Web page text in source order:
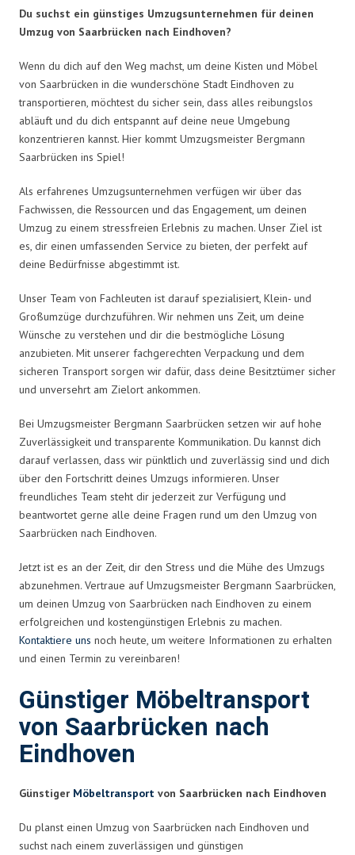
Du suchst ein günstiges Umzugsunternehmen für deinen
Umzug von Saarbrücken nach Eindhoven?
Wenn du dich auf den Weg machst, um deine Kisten und Möbel
von Saarbrücken in die wunderschöne Stadt Eindhoven zu
transportieren, möchtest du sicher sein, dass alles reibungslos
abläuft und du dich entspannt auf deine neue Umgebung
konzentrieren kannst. Hier kommt Umzugsmeister Bergmann
Saarbrücken ins Spiel!
Als erfahrenes Umzugsunternehmen verfügen wir über das
Fachwissen, die Ressourcen und das Engagement, um deinen
Umzug zu einem stressfreien Erlebnis zu machen. Unser Ziel ist
es, dir einen umfassenden Service zu bieten, der perfekt auf
deine Bedürfnisse abgestimmt ist.
Unser Team von Fachleuten ist darauf spezialisiert, Klein- und
Großumzüge durchzuführen. Wir nehmen uns Zeit, um deine
Wünsche zu verstehen und dir die bestmögliche Lösung
anzubieten. Mit unserer fachgerechten Verpackung und dem
sicheren Transport sorgen wir dafür, dass deine Besitztümer sicher
und unversehrt am Zielort ankommen.
Bei Umzugsmeister Bergmann Saarbrücken setzen wir auf hohe
Zuverlässigkeit und transparente Kommunikation. Du kannst dich
darauf verlassen, dass wir pünktlich und zuverlässig sind und dich
über den Fortschritt deines Umzugs informieren. Unser
freundliches Team steht dir jederzeit zur Verfügung und
beantwortet gerne alle deine Fragen rund um den Umzug von
Saarbrücken nach Eindhoven.
Jetzt ist es an der Zeit, dir den Stress und die Mühe des Umzugs
abzunehmen. Vertraue auf Umzugsmeister Bergmann Saarbrücken,
um deinen Umzug von Saarbrücken nach Eindhoven zu einem
erfolgreichen und kostengünstigen Erlebnis zu machen.
Kontaktiere uns noch heute, um weitere Informationen zu erhalten
und einen Termin zu vereinbaren!
Günstiger Möbeltransport
von Saarbrücken nach
Eindhoven
Günstiger Möbeltransport von Saarbrücken nach Eindhoven
Du planst einen Umzug von Saarbrücken nach Eindhoven und
suchst nach einem zuverlässigen und günstigen